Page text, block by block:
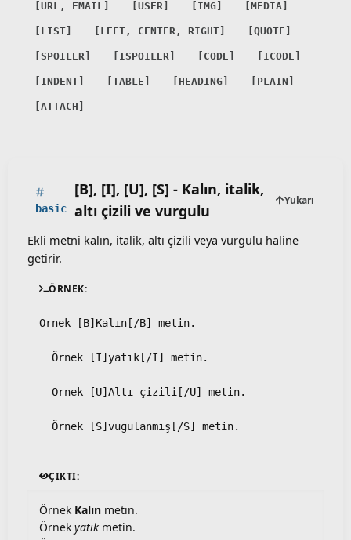
[URL, EMAIL] [USER] [IMG] [MEDIA]
[LIST] [LEFT, CENTER, RIGHT] [QUOTE]
[SPOILER] [ISPOILER] [CODE] [ICODE]
[INDENT] [TABLE] [HEADING] [PLAIN]
[ATTACH]
basic
[B], [I], [U], [S] - Kalın, italik,
altı çizili ve vurgulu
Yukarı
Ekli metni kalın, italik, altı çizili veya vurgulu haline
getirir.
ÖRNEK:
Örnek [B]Kalın[/B] metin.
  Örnek [I]yatık[/I] metin.
  Örnek [U]Altı çizili[/U] metin.
  Örnek [S]vugulanmış[/S] metin.
ÇIKTI:
Örnek Kalın metin.
Örnek yatık metin.